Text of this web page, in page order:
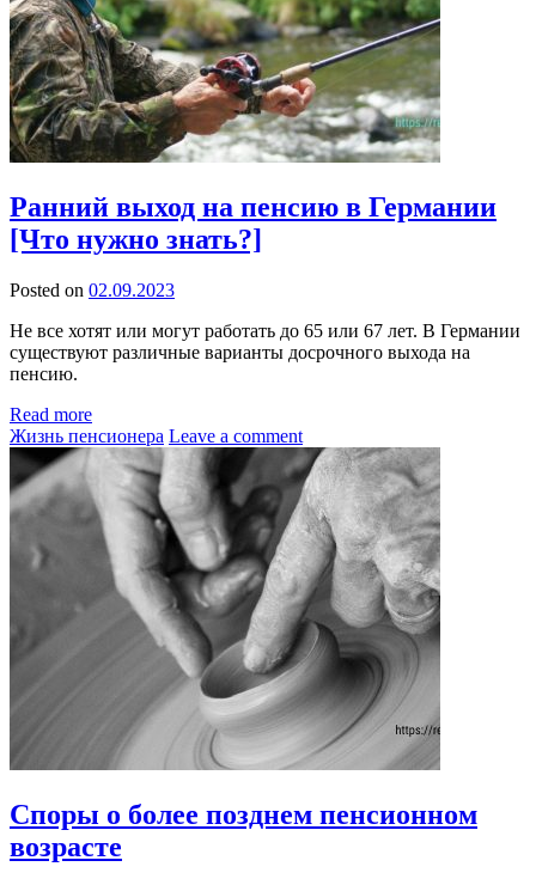
Ранний выход на пенсию в Германии
[Что нужно знать?]
Posted on 02.09.2023
Не все хотят или могут работать до 65 или 67 лет. В Германии
существуют различные варианты досрочного выхода на
пенсию.
Read more
Жизнь пенсионера Leave a comment
Споры о более позднем пенсионном
возрасте